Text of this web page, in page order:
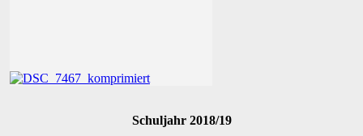
Schuljahr 2018/19